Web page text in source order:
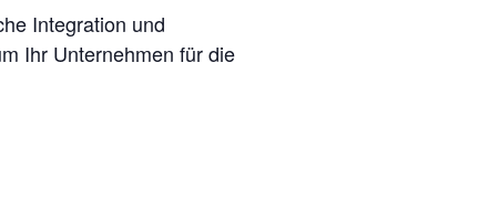
Integration und
Ihr Unternehmen für die